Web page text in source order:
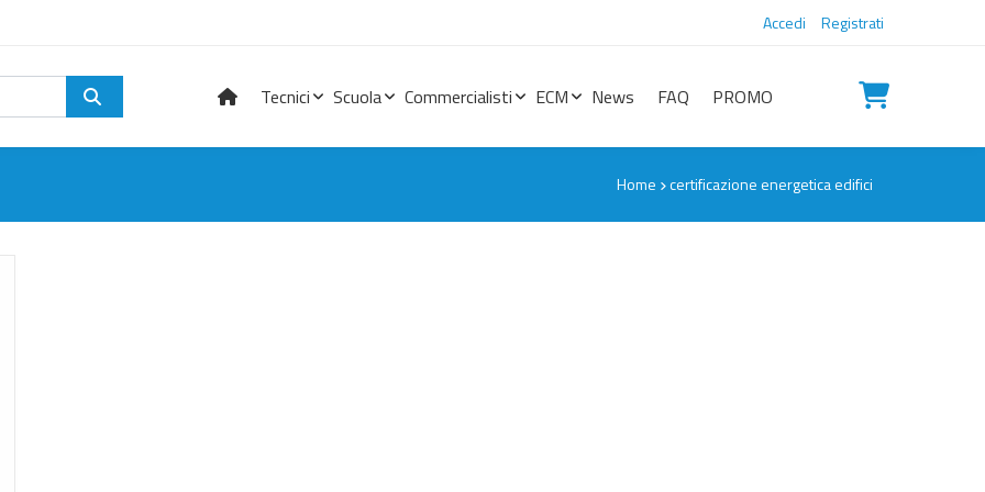
Accedi Registrati
Tecnici Scuola Commercialisti ECM News FAQ PROMO
Home certificazione energetica edifici